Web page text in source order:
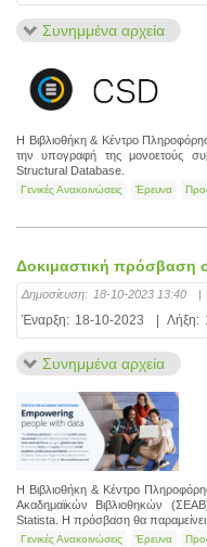
Συνημμένα αρχεία
Η Βιβλιοθήκη & Κέντρο
την υπογραφή της μονοετούς
Structural Database.
Γενικές Ανακοινώσεις Έρευνα
Δοκιμαστική πρόσβαση
Δημοσίευση: 18-10-2023 13:40
Έναρξη: 18-10-2023 Λήξη:
Συνημμένα αρχεία
Η Βιβλιοθήκη & Κέντρο
Ακαδημαϊκών Βιβλιοθηκών
Statista. Η πρόσβαση θα παραμείνει
Γενικές Ανακοινώσεις Έρευνα